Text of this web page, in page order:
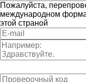
Пожалуйста,
международном
этой страной